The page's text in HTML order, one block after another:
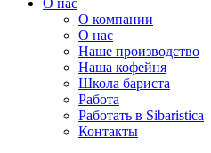
О нас
O компании
О нас
Наше производство
Наша кофейня
Школа бариста
Работа
Работать в Sibaristica
Контакты